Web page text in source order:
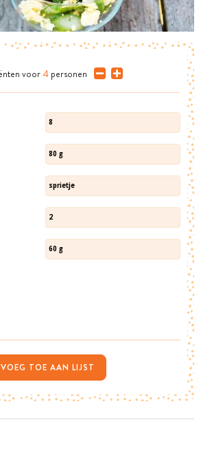
voor 4 personen
8
80 g
sprietje
2
60 g
VOEG TOE AAN LIJST